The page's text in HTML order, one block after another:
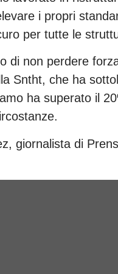
i propri
per tutte le
di non perdere
Sntht, che ha
ha superato il
giornalista di